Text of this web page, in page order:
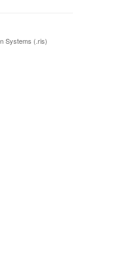
Systems (.ris)